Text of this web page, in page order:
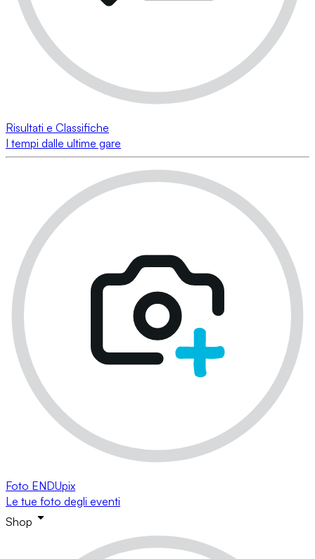
Risultati e Classifiche
I tempi dalle ultime gare
Foto ENDUpix
Le tue foto degli eventi
Shop